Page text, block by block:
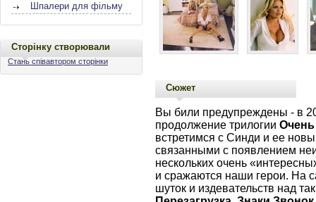
Шпалери для фільму
Сторінку створювали
Стань співавтором сторінки
Сюжет
Вы били предупреждены - в
продолжение трилогии
встретимся с Синди и ее
связанными с появлением
нескольких очень
и сражаются наши герои. На
шуток и издевательств над